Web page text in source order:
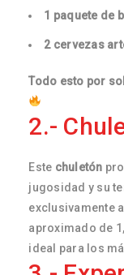
1 paquete de
2 cervezas
Todo esto por
2.-
Este chuletón
jugosidad y su
exclusivamente
aproximado de
ideal para los